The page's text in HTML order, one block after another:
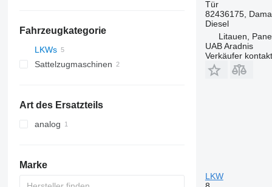
Fahrzeugkategorie
LKWs
Sattelzugmaschinen
Art des Ersatzteils
analog
Marke
Tür
82436175,
Diesel
Litauen,
UAB Aradnis
Verkäufer
LKW